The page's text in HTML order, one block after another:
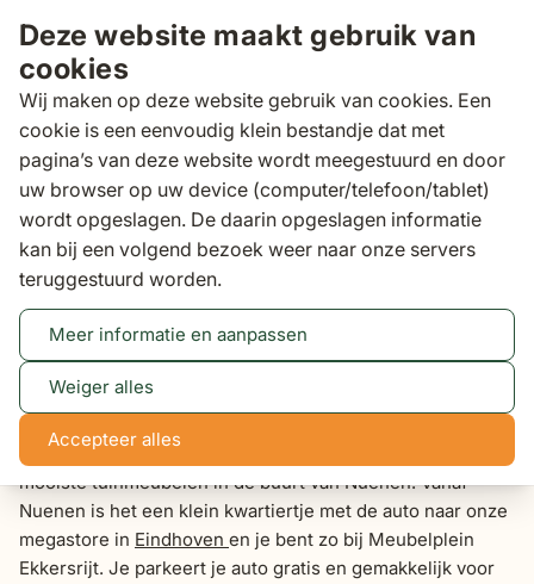
Deze website maakt gebruik van
cookies
Wij maken op deze website gebruik van cookies. Een
cookie is een eenvoudig klein bestandje dat met
pagina’s van deze website wordt meegestuurd en door
uw browser op uw device (computer/telefoon/tablet)
wordt opgeslagen. De daarin opgeslagen informatie
kan bij een volgend bezoek weer naar onze servers
teruggestuurd worden.
Meer informatie en aanpassen
Weiger alles
Accepteer alles
Zoeken
Binnen 3 dagengratis bezorgd
Tuinmeubelen Nuenen
Tuinmeubelen Nuenen
Zoek je tuinmeubelen in Nuenen?
Bij Tuinmeubelshop ben je aan het juiste adres voor de
mooiste tuinmeubelen in de buurt van Nuenen. Vanaf
Nuenen is het een klein kwartiertje met de auto naar onze
megastore in Eindhoven en je bent zo bij Meubelplein
Ekkersrijt. Je parkeert je auto gratis en gemakkelijk voor